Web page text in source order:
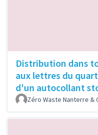
Distribution dans
aux lettres du
d'un autocollant
Zéro Waste Nanterre &